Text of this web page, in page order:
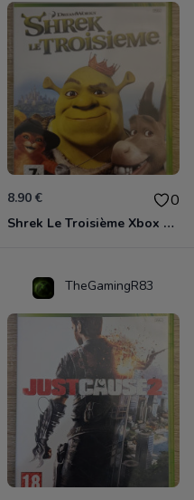
8.90 € 0
Shrek Le Troisième Xbox 360
TheGamingR83